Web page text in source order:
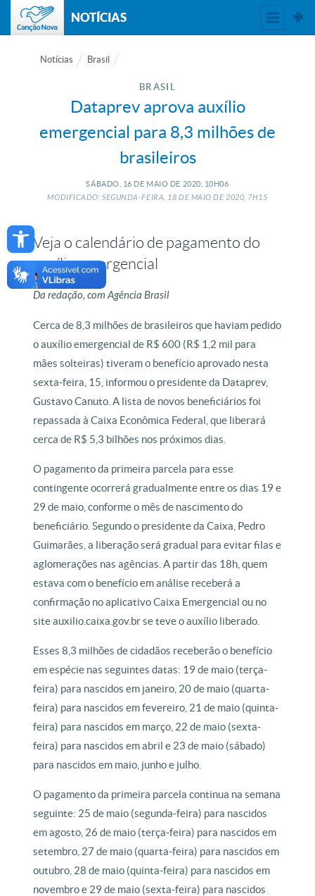
Open toolbar
NOTÍCIAS
Notícias Brasil
BRASIL
Dataprev aprova auxílio
emergencial para 8,3 milhões de
brasileiros
SÁBADO, 16 DE MAIO DE 2020, 10H06
MODIFICADO: SEGUNDA-FEIRA, 18 DE MAIO DE2020, 7H15
Veja o calendário de pagamento do
auxílio emergencial
Da redação, com Agência Brasil
Cerca de 8,3 milhões de brasileiros que haviam pedido
o auxílio emergencial de R$ 600 (R$ 1,2 mil para
mães solteiras) tiveram o benefício aprovado nesta
sexta-feira, 15, informou o presidente da Dataprev,
Gustavo Canuto. A lista de novos beneficiários foi
repassada à Caixa Econômica Federal, que liberará
cerca de R$ 5,3 bilhões nos próximos dias.
O pagamento da primeira parcela para esse
contingente ocorrerá gradualmente entre os dias 19 e
29 de maio, conforme o mês de nascimento do
beneficiário. Segundo o presidente da Caixa, Pedro
Guimarães, a liberação será gradual para evitar filas e
aglomerações nas agências. A partir das 18h, quem
estava com o benefício em análise receberá a
confirmação no aplicativo Caixa Emergencial ou no
site auxilio.caixa.gov.br se teve o auxílio liberado.
Esses 8,3 milhões de cidadãos receberão o benefício
em espécie nas seguintes datas: 19 de maio (terça-
feira) para nascidos em janeiro, 20 de maio (quarta-
feira) para nascidos em fevereiro, 21 de maio (quinta-
feira) para nascidos em março, 22 de maio (sexta-
feira) para nascidos em abril e 23 de maio (sábado)
para nascidos em maio, junho e julho.
O pagamento da primeira parcela continua na semana
seguinte: 25 de maio (segunda-feira) para nascidos
em agosto, 26 de maio (terça-feira) para nascidos em
setembro, 27 de maio (quarta-feira) para nascidos em
outubro, 28 de maio (quinta-feira) para nascidos em
novembro e 29 de maio (sexta-feira) para nascidos